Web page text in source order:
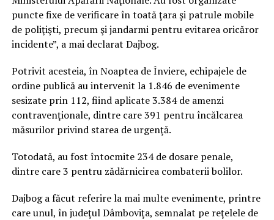
puncte fixe de verificare în toată ţara şi patrule mobile
de poliţişti, precum şi jandarmi pentru evitarea oricăror
incidente”, a mai declarat Dajbog.
Potrivit acesteia, în Noaptea de Înviere, echipajele de
ordine publică au intervenit la 1.846 de evenimente
sesizate prin 112, fiind aplicate 3.384 de amenzi
contravenţionale, dintre care 391 pentru încălcarea
măsurilor privind starea de urgenţă.
Totodată, au fost întocmite 234 de dosare penale,
dintre care 3 pentru zădărnicirea combaterii bolilor.
Dajbog a făcut referire la mai multe evenimente, printre
care unul, în judeţul Dâmboviţa, semnalat pe reţelele de